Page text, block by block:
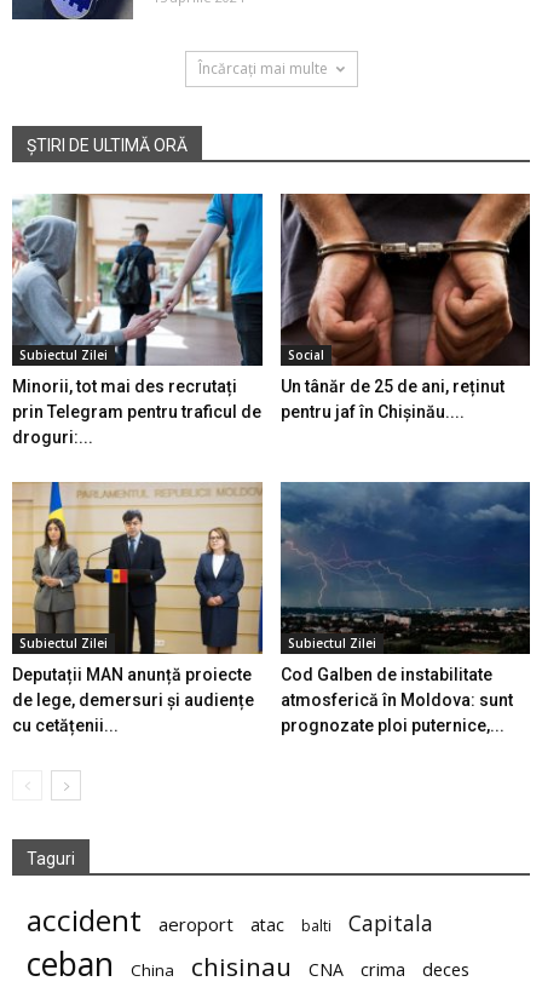
Încărcați mai multe
ȘTIRI DE ULTIMĂ ORĂ
Subiectul Zilei
Minorii, tot mai des recrutați
prin Telegram pentru traficul de
droguri:...
Social
Un tânăr de 25 de ani, reținut
pentru jaf în Chișinău....
Subiectul Zilei
Deputații MAN anunță proiecte
de lege, demersuri și audiențe
cu cetățenii...
Subiectul Zilei
Cod Galben de instabilitate
atmosferică în Moldova: sunt
prognozate ploi puternice,...
Taguri
accident aeroport atac balti Capitala
ceban China chisinau CNA crima deces